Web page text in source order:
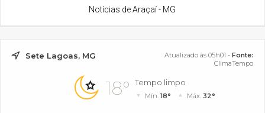
Notícias de Araçaí - MG
Sete Lagoas, MG Atualizado às 05h01 - Fonte:
ClimaTempo
18° Tempo limpo
Mín.18° Máx. 32°